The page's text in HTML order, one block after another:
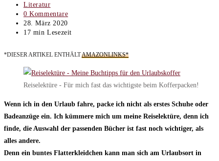
veröffentlicht:
Beitrags-
Kategorie:
Literatur
Beitrags-
Kommentare:
0 Kommentare
Beitrag
zuletzt
am:
28. März 2020
Lesedauer:
17 min Lesezeit
*DIESER ARTIKEL ENTHÄLTAMAZONLINKS*
Reiselektüre - Für mich fast das wichtigste beim Kofferpacken!
Wenn ich in den Urlaub fahre, packe ich nicht als erstes Schuhe oder
Badeanzüge ein. Ich kümmere mich um meine Reiselektüre, denn ich
finde, die Auswahl der passenden Bücher ist fast noch wichtiger, als
alles andere.
Denn ein buntes Flatterkleidchen kann man sich am Urlaubsort in